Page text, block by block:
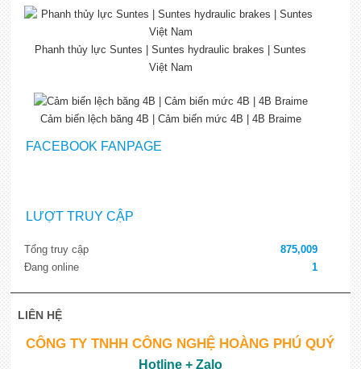
Phanh thủy lực Suntes | Suntes hydraulic brakes | Suntes
Việt Nam
Cảm biến lệch băng 4B | Cảm biến mức 4B | 4B Braime
FACEBOOK FANPAGE
LƯỢT TRUY CẬP
Tổng truy cập
875,009
Đang online
1
LIÊN HỆ
CÔNG TY TNHH CÔNG NGHỆ HOÀNG PHÚ QUÝ
Hotline + Zalo